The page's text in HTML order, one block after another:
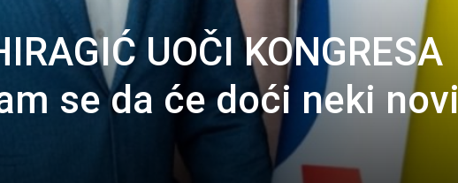
UOČI KONGRESA
se da će doći neki novi